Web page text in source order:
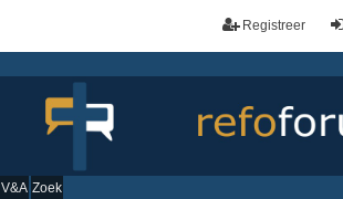
Registreer
V&A Zoek